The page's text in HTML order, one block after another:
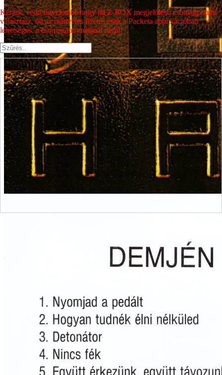
Kérjük, vedd figyelembe hogy ha Z-BOX megjelölésű csomagpontot
választasz, ott az utánvétes fizetés csak a Packeta applikációban
lehetséges, a csomagautomatánál nem!